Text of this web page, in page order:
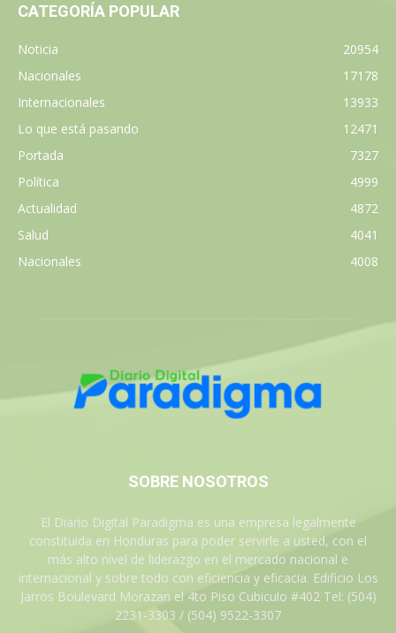
CATEGORÍA POPULAR
Noticia
20954
Nacionales
17178
Internacionales
13933
Lo que está pasando
12471
Portada
7327
Política
4999
Actualidad
4872
Salud
4041
Nacionales
4008
SOBRE NOSOTROS
El Diario Digital Paradigma es una empresa legalmente
constituida en Honduras para poder servirle a usted, con el
más alto nivel de liderazgo en el mercado nacional e
internacional y sobre todo con eficiencia y eficacia. Edificio Los
Jarros Boulevard Morazan el 4to Piso Cubiculo #402 Tel: (504)
2231-3303 / (504) 9522-3307